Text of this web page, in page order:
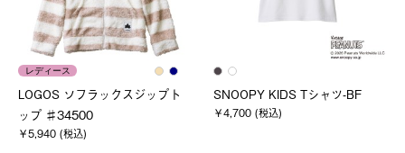
レディース
LOGOS ソフラックスジップト
ップ ♯34500
￥5,940 (税込)
SNOOPY KIDS Tシャツ-BF
￥4,700 (税込)